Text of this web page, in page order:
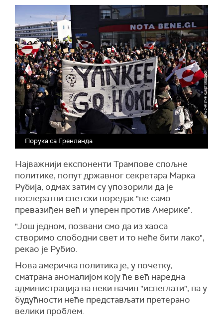
Порука са Гренланда
Најважнији експоненти Трампове спољне
политике, попут државног секретара Марка
Рубија, одмах затим су упозорили да је
послератни светски поредак "не само
превазиђен већ и уперен против Америке".
"Још једном, позвани смо да из хаоса
створимо слободни свет и то неће бити лако",
рекао је Рубио.
Нова америчка политика је, у почетку,
сматрана аномалијом коју ће већ наредна
администрација на неки начин "испеглати", па у
будућности неће представљати претерано
велики проблем.